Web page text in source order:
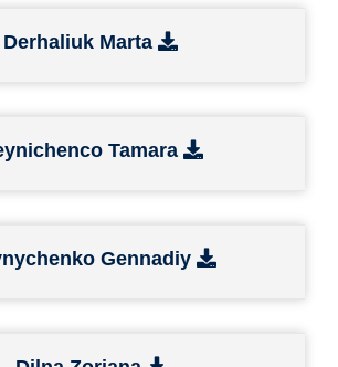
Derhaliuk Marta
Tamara
Gennadiy